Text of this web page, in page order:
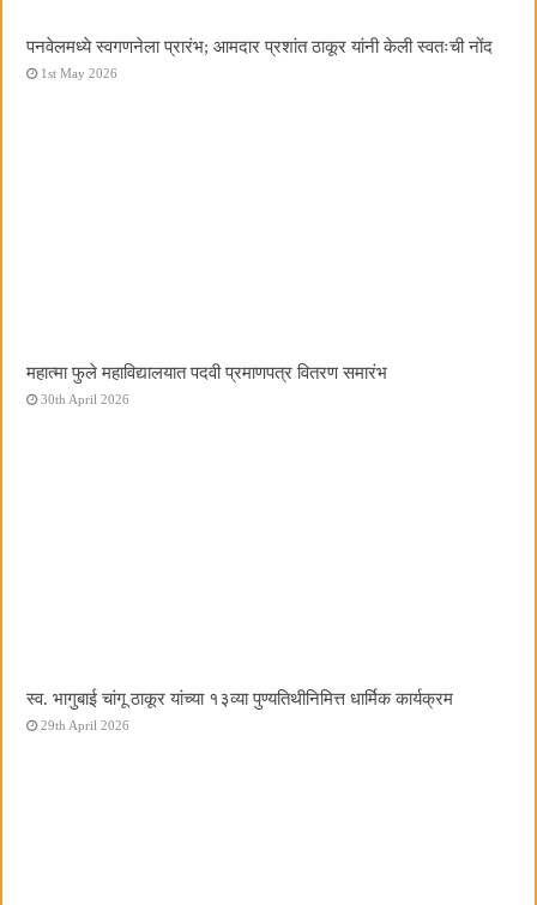
पनवेलमध्ये स्वगणनेला प्रारंभ; आमदार प्रशांत ठाकूर यांनी केली स्वतःची नोंद
1st May 2026
महात्मा फुले महाविद्यालयात पदवी प्रमाणपत्र वितरण समारंभ
30th April 2026
स्व. भागुबाई चांगू ठाकूर यांच्या १३व्या पुण्यतिथीनिमित्त धार्मिक कार्यक्रम
29th April 2026